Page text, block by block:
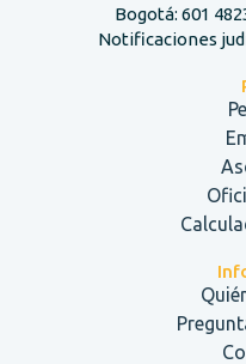
Bogotá: 601
Notificaciones